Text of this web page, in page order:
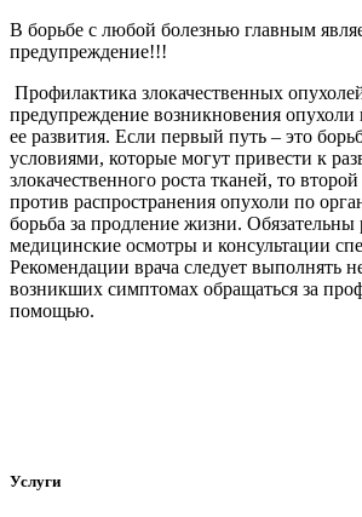
В борьбе с любой болезнью главным
предупреждение!!!
Профилактика злокачественных
предупреждение возникновения
ее развития. Если первый путь – это
условиями, которые могут привести к
злокачественного роста тканей, то
против распространения опухоли по
борьба за продление жизни. Обязательны
медицинские осмотры и консультации
Рекомендации врача следует выполнять
возникших симптомах обращаться за
помощью.
Услуги